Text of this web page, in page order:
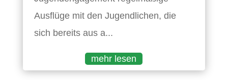
Ausflüge mit den Jugendlichen, die
sich bereits aus a...
mehr lesen